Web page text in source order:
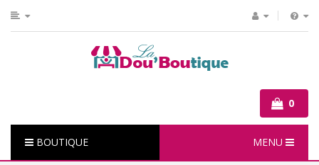
0
BOUTIQUE MENU